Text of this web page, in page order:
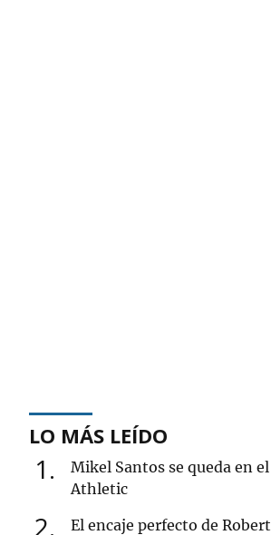
LO MÁS LEÍDO
1
Mikel Santos se queda en el
Athletic
2 El encaje perfecto de Robert